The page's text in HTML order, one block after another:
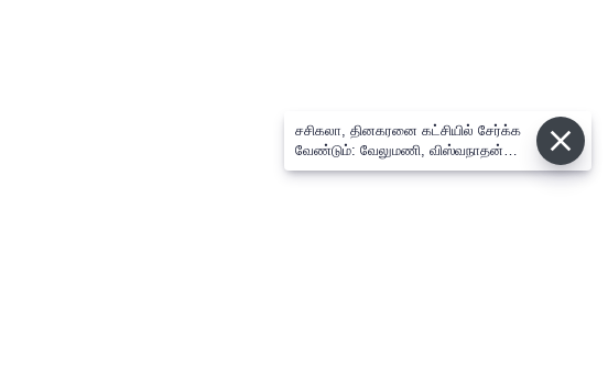
சசிகலா, தினகரனை கட்சியில் சேர்க்க
வேண்டும்: வேலுமணி, விஸ்வநாதன்
மீண்டும் போர்க்கொடி